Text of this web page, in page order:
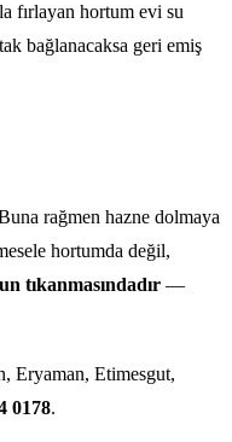
fırlayan hortum evi su
bağlanacaksa geri emiş
rağmen hazne dolmaya
hortumda değil,
tıkanmasındadır —
Eryaman, Etimesgut,
0178.